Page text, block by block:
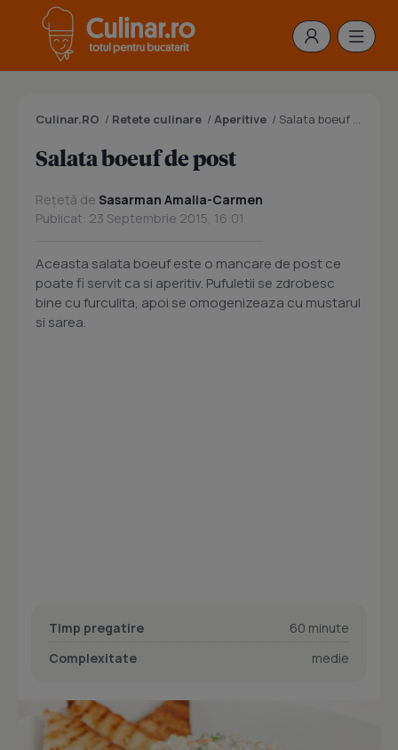
Culinar.RO / Retete culinare / Aperitive / Salata boeuf de post
Salata boeuf de post
Rețetă de Sasarman Amalia-Carmen
Publicat: 23 Septembrie 2015, 16:01
Aceasta salata boeuf este o mancare de post ce
poate fi servit ca si aperitiv. Pufuletii se zdrobesc
bine cu furculita, apoi se omogenizeaza cu mustarul
si sarea.
Timp pregatire
60 minute
Complexitate
medie